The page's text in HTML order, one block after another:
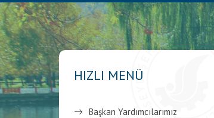
HIZLI MENÜ
Başkan Yardımcılarımız